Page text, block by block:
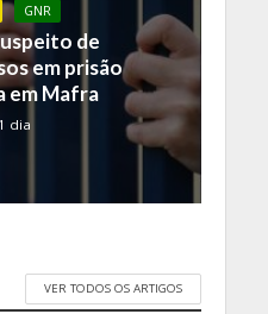
GNR
de
em prisão
em Mafra
dia
VER TODOS OS ARTIGOS